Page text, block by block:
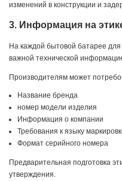
изменений в конструкции и
3. Информация на
На каждой бытовой батарее для
важной технической
Производителям может
Название бренда
номер модели изделия
Информация о компании
Требования к языку
Формат серийного номера
Предварительная подготовка
утверждения.